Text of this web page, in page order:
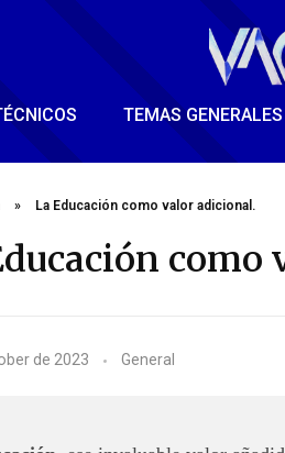
TEMAS GENERALES
» La Educación como valor adicional.
como
de 2023 General